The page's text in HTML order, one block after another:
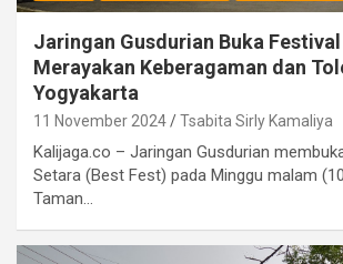
Jaringan Gusdurian Buka
Merayakan Keberagaman dan
Yogyakarta
11 November 2024 Tsabita Sirly Kamaliya
Kalijaga.co – Jaringan Gusdurian
Setara (Best Fest) pada Minggu malam
Taman…